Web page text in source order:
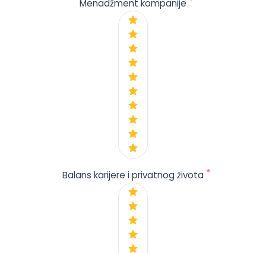
Menadžment kompanije
Balans karijere i privatnog života *